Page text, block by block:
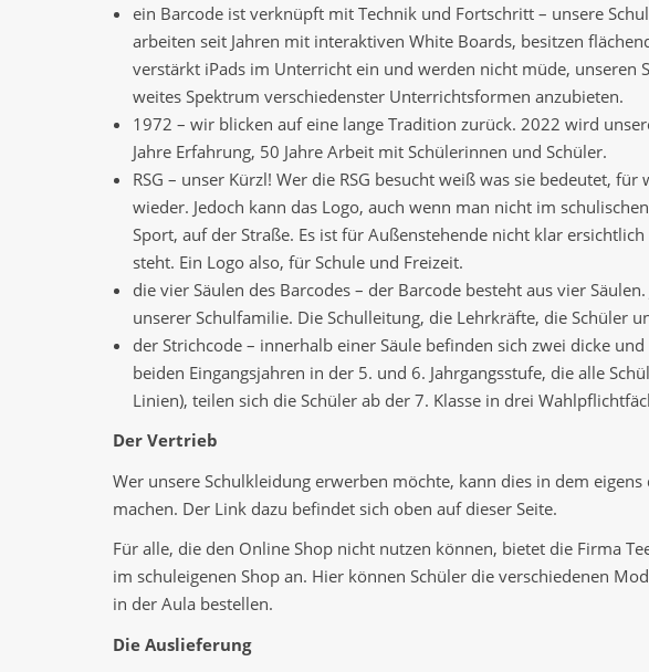
ein Barcode ist verknüpft mit Technik und Fortschritt – unsere
arbeiten seit Jahren mit interaktiven White Boards, besitzen
verstärkt iPads im Unterricht ein und werden nicht müde, unseren
weites Spektrum verschiedenster Unterrichtsformen anzubieten.
1972 – wir blicken auf eine lange Tradition zurück. 2022 wird
Jahre Erfahrung, 50 Jahre Arbeit mit Schülerinnen und Schüler.
RSG – unser Kürzl! Wer die RSG besucht weiß was sie bedeutet,
wieder. Jedoch kann das Logo, auch wenn man nicht im
Sport, auf der Straße. Es ist für Außenstehende nicht klar
steht. Ein Logo also, für Schule und Freizeit.
die vier Säulen des Barcodes – der Barcode besteht aus vier
unserer Schulfamilie. Die Schulleitung, die Lehrkräfte, die Schüler
der Strichcode – innerhalb einer Säule befinden sich zwei dicke
beiden Eingangsjahren in der 5. und 6. Jahrgangsstufe, die alle
Linien), teilen sich die Schüler ab der 7. Klasse in drei
Der Vertrieb
Wer unsere Schulkleidung erwerben möchte, kann dies in dem
machen. Der Link dazu befindet sich oben auf dieser Seite.
Für alle, die den Online Shop nicht nutzen können, bietet die Firma
im schuleigenen Shop an. Hier können Schüler die verschiedenen
in der Aula bestellen.
Die Auslieferung